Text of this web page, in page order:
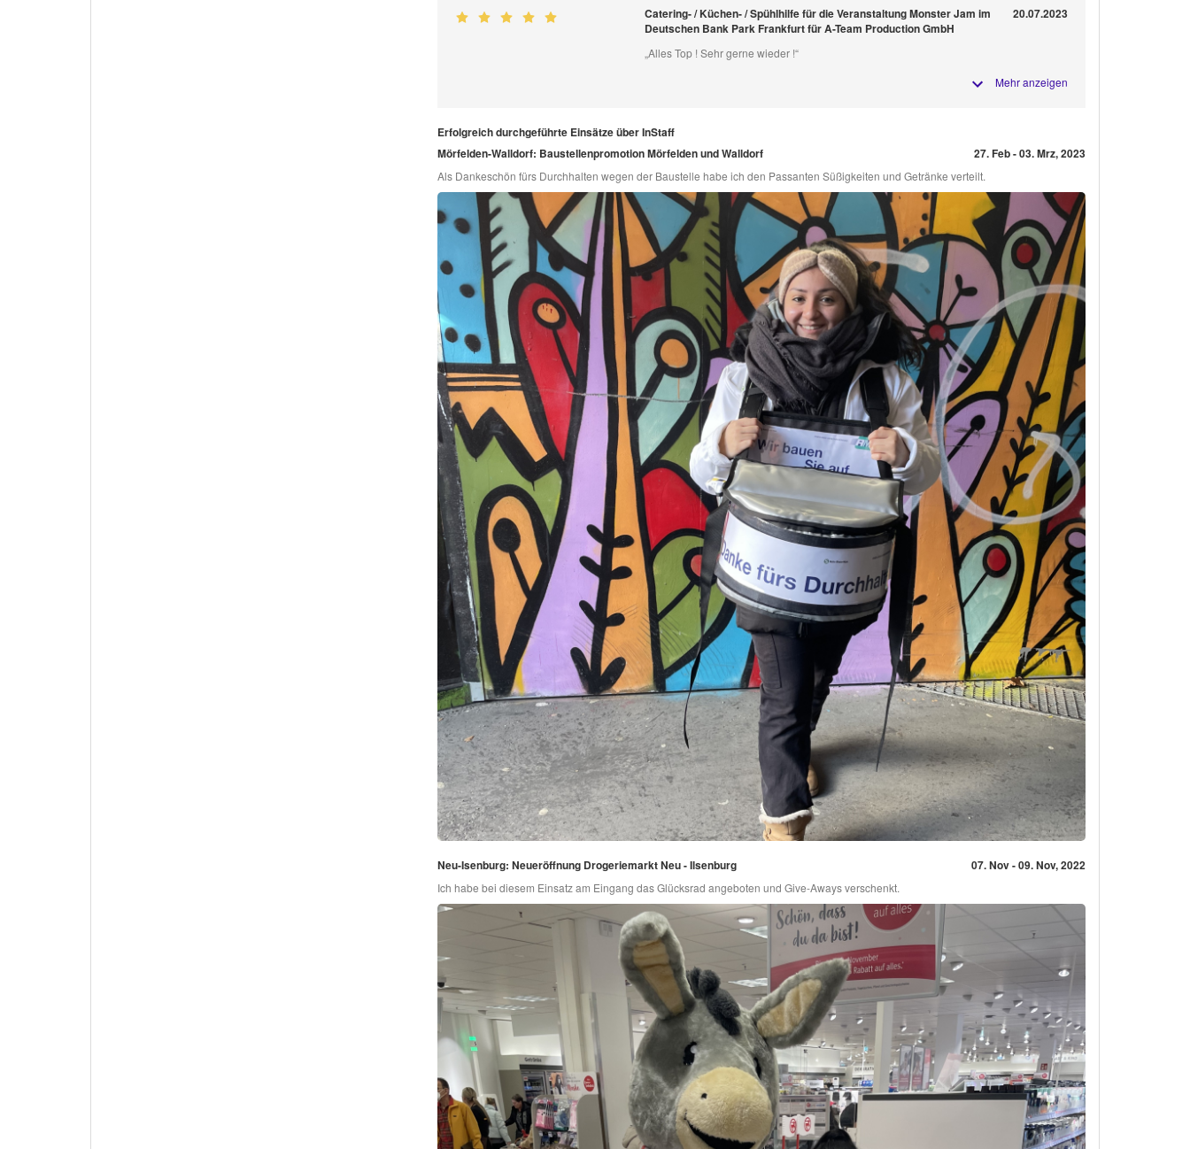
Catering- / Küchen- / Spühlhilfe für die Veranstaltung Monster Jam im
Deutschen Bank Park Frankfurt für A-Team Production GmbH
20.07.2023
„Alles Top ! Sehr gerne wieder !“
Mehr anzeigen
Erfolgreich durchgeführte Einsätze über InStaff
Mörfelden-Walldorf: Baustellenpromotion Mörfelden und Walldorf
27. Feb - 03. Mrz, 2023
Als Dankeschön fürs Durchhalten wegen der Baustelle habe ich den Passanten Süßigkeiten und Getränke verteilt.
Neu-Isenburg: Neueröffnung Drogeriemarkt Neu - Ilsenburg 07. Nov - 09. Nov, 2022
Ich habe bei diesem Einsatz am Eingang das Glücksrad angeboten und Give-Aways verschenkt.